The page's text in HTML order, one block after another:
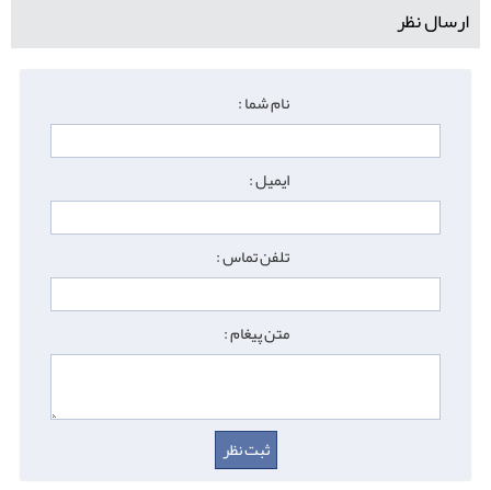
ارسال نظر
نام شما :
ایمیل :
تلفن تماس :
متن پیغام :